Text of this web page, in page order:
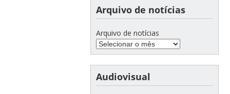
Arquivo de notícias
Arquivo de notícias
Audiovisual